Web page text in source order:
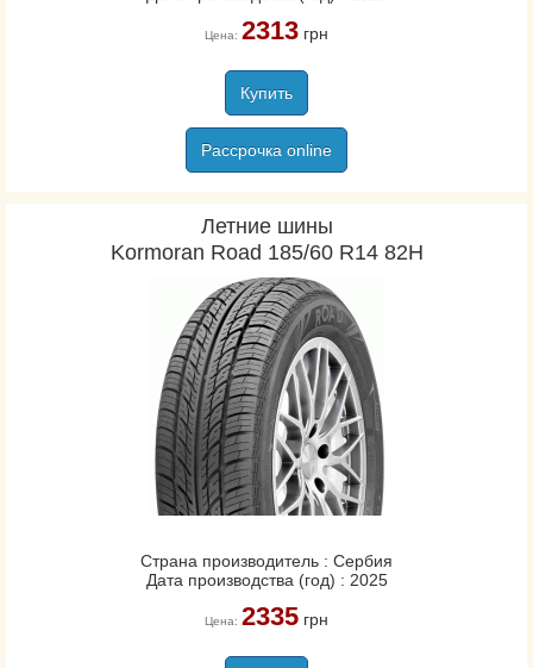
Цена: 2313грн
Купить
Рассрочка online
Летние шины
Kormoran Road 185/60 R14 82H
Страна производитель : Сербия
Дата производства (год) : 2025
Цена: 2335грн